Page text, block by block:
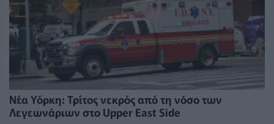
Νέα Υόρκη: Τρίτος νεκρός από τη νόσο των
Λεγεωνάριων στο Upper East Side